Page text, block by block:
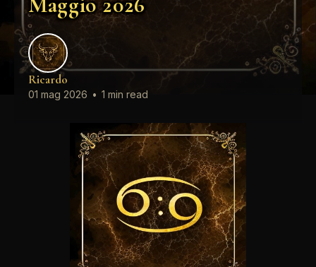
Ricardo
01 mag 2026 • 1 min read